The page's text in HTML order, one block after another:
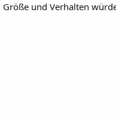
und Verhalten